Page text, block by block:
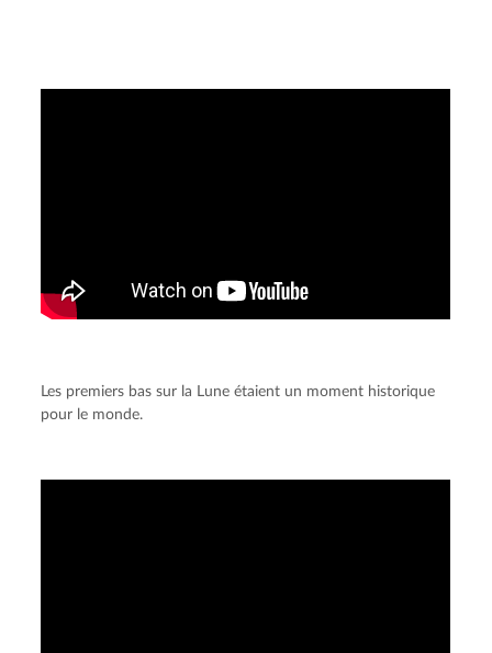
Les premiers bas sur la Lune étaient un moment historique
pour le monde.